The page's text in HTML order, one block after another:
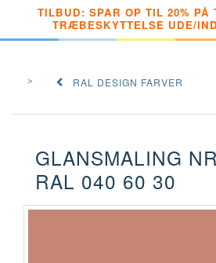
TILBUD: SPAR OP TIL 20% PÅ
TRÆBESKYTTELSE UDE/
RAL DESIGN FARVER
GLANSMALING
RAL 040 60 30